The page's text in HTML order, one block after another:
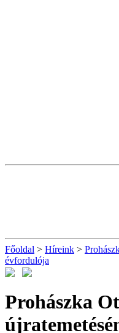
Főoldal > Híreink >
évfordulója
Prohászka